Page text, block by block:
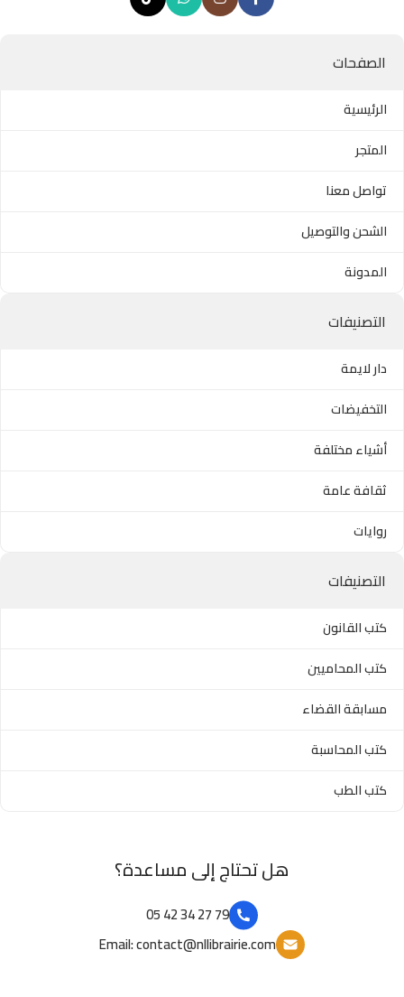
الصفحات
الرئيسية
المتجر
تواصل معنا
الشحن والتوصيل
المدونة
التصنيفات
دار لايمة
التخفيضات
أشياء مختلفة
ثقافة عامة
روايات
التصنيفات
كتب القانون
كتب المحاميين
مسابقة القضاء
كتب المحاسبة
كتب الطب
هل تحتاج إلى مساعدة؟
79 27 34 42 05
Email: contact@nllibrairie.com